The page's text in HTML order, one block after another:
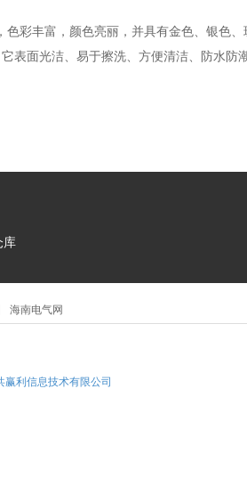
彩丰富，颜色亮丽，并具有金色、银色、
表面光洁、易于擦洗、方便清洁、防水防
库
海南电气网
赢利信息技术有限公司